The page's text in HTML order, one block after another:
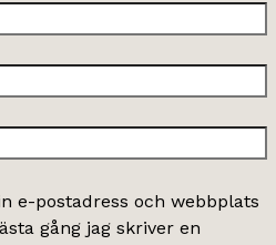
e-postadress och webbplats
gång jag skriver en